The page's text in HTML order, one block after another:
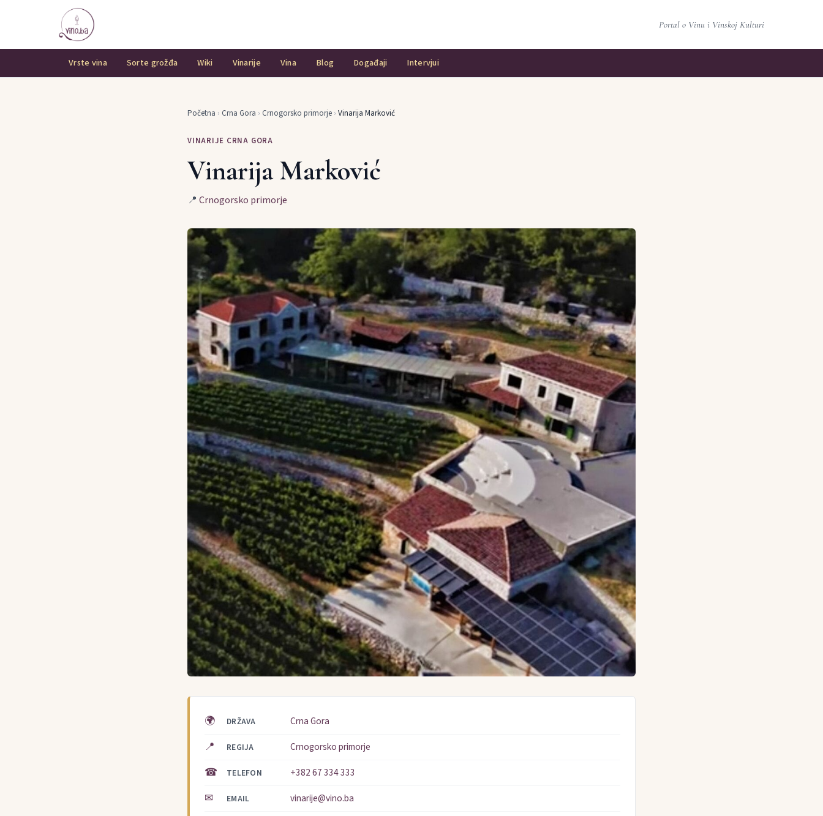
Portal o Vinu i Vinskoj Kulturi
Vrste vina Sorte grožđa Wiki Vinarije Vina Blog Događaji Intervjui
Početna › Crna Gora › Crnogorsko primorje › Vinarija Marković
VINARIJE CRNA GORA
Vinarija Marković
📍 Crnogorsko primorje
🌍 DRŽAVA Crna Gora
📍 REGIJA Crnogorsko primorje
☎ TELEFON +382 67 334 333
✉ EMAIL vinarije@vino.ba